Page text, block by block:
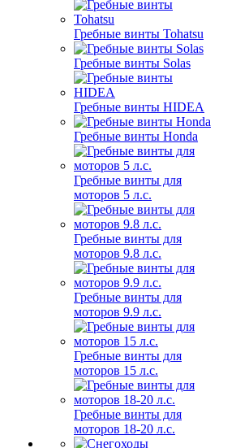
Гребные винты Tohatsu
Гребные винты Solas
Гребные винты HIDEA
Гребные винты Honda
Гребные винты для
моторов 5 л.с.
Гребные винты для
моторов 9.8 л.с.
Гребные винты для
моторов 9.9 л.с.
Гребные винты для
моторов 15 л.с.
Гребные винты для
моторов 18-20 л.с.